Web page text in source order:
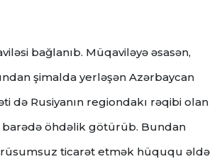
bağlanıb. Müqaviləyə əsasən,
şimalda yerləşən Azərbaycan
də Rusiyanın regiondakı rəqibi olan
öhdəlik götürüb. Bundan
rüsumsuz ticarət etmək hüququ əldə